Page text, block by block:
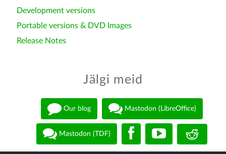
Development versions
Portable versions & DVD Images
Release Notes
Jälgi meid
Our blog Mastodon (LibreOffice)
Mastodon (TDF)